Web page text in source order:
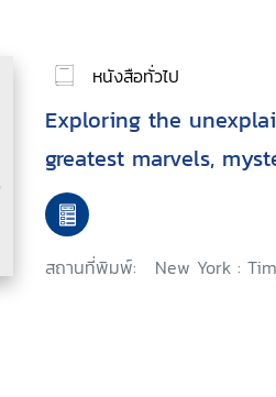
หนังสือทั่วไป
Exploring the
greatest marvels,
สถานที่พิมพ์: New York :